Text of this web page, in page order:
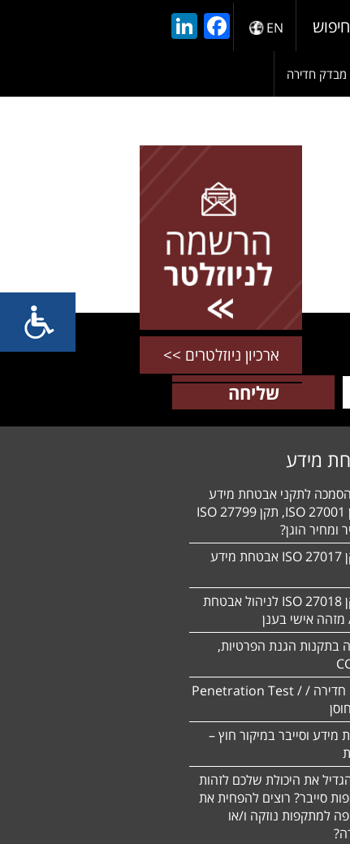
חיפוש EN
Facebook
מבדק חדירה
ארכיון ניוזלטרים >>
מידע
לתקני אבטחת מידע
ומחיר הוגן?
הסמכה לתקן 27017 ISO אבטחת מידע
הסמכה לתקן ISO 27018 לניהול אבטחת
אישי בענן
בתקנות הגנת הפרטיות,
ביצוע מבדק חדירה / Penetration Test /
מידע וסייבר במיקור חוץ –
את היכולת שלכם לזהות
סייבר? רוצים להפחית את
למתקפות נוזקה ו/או